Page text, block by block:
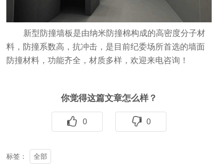
新型防撞墙板是由纳米防撞棉构成的高密度分子材
料，防撞系数高，抗冲击，是目前纪委场所首选的墙面
防撞材料，功能齐全，材质多样，欢迎来电咨询！
你觉得这篇文章怎么样？
0 0
标签： 全部